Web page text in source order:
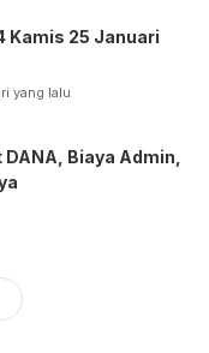
Kamis 25 Januari
yang lalu
Biaya Admin,